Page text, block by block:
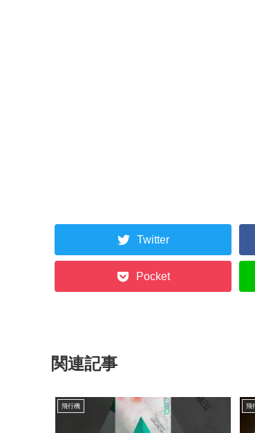
Twitter
Pocket
関連記事
飛行機 飛